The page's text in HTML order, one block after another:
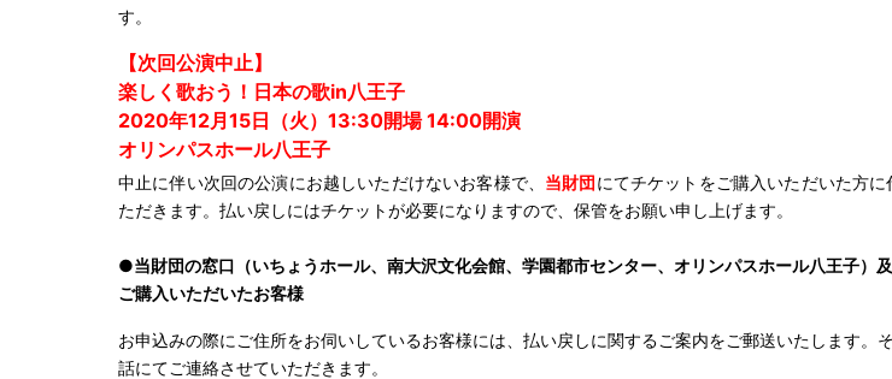
す。
【次回公演中止】
楽しく歌おう！日本の歌in八王子
2020年12月15日（火）13:30開場 14:00開演
オリンパスホール八王子
中止に伴い次回の公演にお越しいただけないお客様で、 当財団にてチケットをご購入いただいた方
ただきます。 払い戻しにはチケットが必要になりますので、保管をお願い申し上げます。
●当財団の窓口（いちょうホール、南大沢文化会館、学園都市センター、オリンパスホール八王子）
ご購入いただいたお客様
お申込みの際にご住所をお伺いしているお客様には、払い戻しに関するご案内をご郵送いたします。
話にてご連絡させていただきます。